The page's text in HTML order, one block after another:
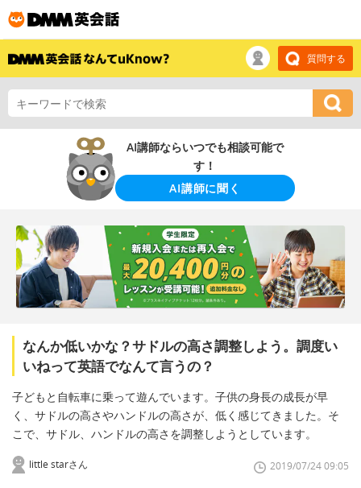
質問する
AI講師ならいつでも相談可能で
す！
AI講師に聞く
なんか低いかな？サドルの高さ調整しよう。調度い
いねって英語でなんて言うの？
子どもと自転車に乗って遊んでいます。子供の身長の成長が早
く、サドルの高さやハンドルの高さが、低く感じてきました。そ
こで、サドル、ハンドルの高さを調整しようとしています。
little starさん 2019/07/24 09:05